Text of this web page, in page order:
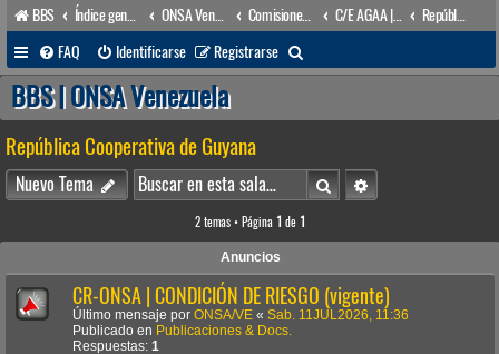
BBS Índice general ONSA Venezuela (acceso público) Comisiones y órganos Asesores internos C/E AGAA | Com(e). para Asuntos Geográficos de Ámbito Acuático
República Cooperativa de Guyana
FAQ
Identificarse Registrarse
u
a
r
BBS | ONSA Venezuela
República Cooperativa de Guyana
Nuevo Tema BuscarBúsqueda avanzada
2 temas • Página 1 de 1
Anuncios
CR-ONSA | CONDICIÓN DE RIESGO (vigente)
Último mensaje por ONSA/VE « Sab. 11JUL2026, 11:36
Publicado en Publicaciones & Docs.
Respuestas: 1